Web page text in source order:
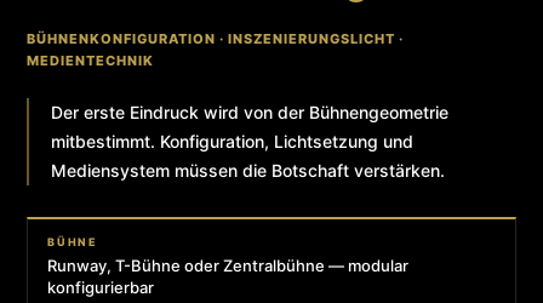
BÜHNENKONFIGURATION · INSZENIERUNGSLICHT ·
MEDIENTECHNIK
Der erste Eindruck wird von der Bühnengeometrie
mitbestimmt. Konfiguration, Lichtsetzung und
Mediensystem müssen die Botschaft verstärken.
BÜHNE
Runway, T-Bühne oder Zentralbühne — modular
konfigurierbar